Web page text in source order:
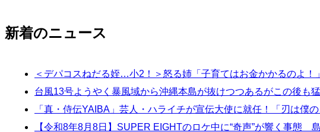
新着のニュース
＜デパコスねだる姪…小2！＞怒る姉「子育てはお金かかるのよ！
台風13号ようやく暴風域から沖縄本島が抜けつつあるがこの後
「真・侍伝YAIBA」芸人・ハライチが宣伝大使に就任！「刃は僕
【令和8年8月8日】SUPER EIGHTのロケ中に“奇声”が響く事態